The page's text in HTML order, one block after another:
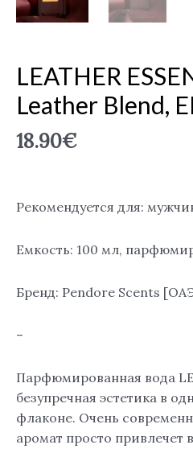
LEATHER
Leather Blend,
18.90€
Рекомендуется для:
Емкость: 100 мл,
Бренд: Pendore Scents
–
Парфюмированная вода
безупречная эстетика в
флаконе. Очень
аромат просто привлечет